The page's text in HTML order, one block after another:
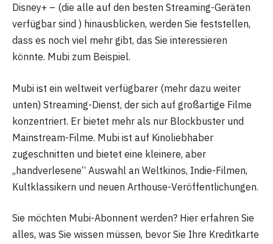
Disney+ – (die alle auf den besten Streaming-Geräten
verfügbar sind ) hinausblicken, werden Sie feststellen,
dass es noch viel mehr gibt, das Sie interessieren
könnte. Mubi zum Beispiel.
Mubi ist ein weltweit verfügbarer (mehr dazu weiter
unten) Streaming-Dienst, der sich auf großartige Filme
konzentriert. Er bietet mehr als nur Blockbuster und
Mainstream-Filme. Mubi ist auf Kinoliebhaber
zugeschnitten und bietet eine kleinere, aber
„handverlesene“ Auswahl an Weltkinos, Indie-Filmen,
Kultklassikern und neuen Arthouse-Veröffentlichungen.
Sie möchten Mubi-Abonnent werden? Hier erfahren Sie
alles, was Sie wissen müssen, bevor Sie Ihre Kreditkarte